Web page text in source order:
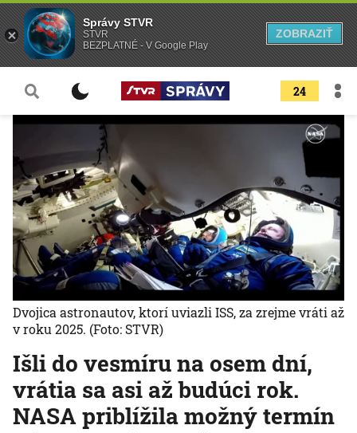
24
Išli do vesmíru na osem dní,
vrátia sa asi až budúci rok.
NASA priblížila možný termín
Dvojica astronautov, ktorí uviazli ISS, za zrejme vráti až
v roku 2025. (Foto: STVR)
Správy STVR
STVR
BEZPLATNÉ - V Google Play
ZOBRAZIŤ